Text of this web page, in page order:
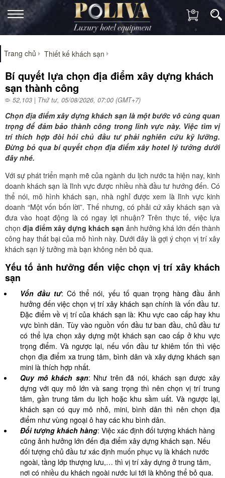
Trang chủ Thiết kế khách sạn
Bí quyết lựa chọn địa điểm xây dựng khách
sạn thành công
52,103 | Thứ tư, 05/08/2026, 07:00 (GMT+7)
Chọn địa điểm xây dựng khách sạn là một bước vô cùng quan
trọng để đảm bảo thành công trong lĩnh vực này. Việc tìm vị
trí thích hợp đòi hỏi chủ đầu tư phải nghiên cứu kỹ lưỡng.
Đừng bỏ qua bí quyết chọn địa điểm xây hotel lý tưởng dưới
đây nhé.
Với sự phát triển mạnh mẽ của ngành du lịch nước ta hiện nay, kinh
doanh khách sạn là lĩnh vực được nhiều nhà đầu tư hướng đến. Có
thể nói, mô hình khách sạn, nhà nghỉ được xem là lĩnh vực kinh
doanh “Một vốn bốn lời”. Thế nhưng, có phải cứ xây khách sạn và
đưa vào hoạt động là có ngay lợi nhuận? Trên thực tế, việc lựa
chọn địa điểm xây dựng khách sạn ảnh hưởng khá lớn đến thành
công hay thất bại của mô hình này. Dưới đây là gợi ý chọn vị trí xây
khách sạn lý tưởng mà bạn không nên bỏ qua.
Yếu tố ảnh hưởng đến việc chọn vị trí xây khách
sạn
Vốn đầu tư: Có thể nói, yếu tố quan trọng hàng đầu ảnh
hưởng đến việc chọn vị trí xây khách sạn chính là vốn đầu tư.
Đặc điểm về vị trí của khách sạn là: Khu vực cao cấp hay khu
vực bình dân. Tùy vào nguồn vốn đầu tư ban đầu, chủ đầu tư
có thể lựa chọn xây dựng một khách sạn cao cấp ở khu vực
trọng điểm. Và ngược lại, nếu vốn đầu tư khiêm tốn thì việc
chọn địa điểm xa trung tâm, bình dân và xây dựng khách sạn
mini là thích hợp nhất.
Quy mô khách sạn: Như trên đã nói, khách sạn được xây
dựng với quy mô lớn và sang trọng thì nên chọn vị trí trung
tâm, gần trung tâm du lịch hoặc khu sầm uất. Và ngược lại,
khách sạn có quy mô nhỏ, mini, bình dân thì nên chọn địa
điểm như vùng ngoại ô hay các khu bình dân.
Đối tượng khách hàng: Việc xác định đối tượng khách hàng
cũng ảnh hưởng lớn đến địa điểm xây dựng khách sạn. Nếu
đối tượng chủ đầu tư xác định muốn phục vụ là khách nước
ngoài, tầng lớp thượng lưu,… thì vị trí xây dựng ở trung tâm,
nơi có nhiều du khách ngoài nước lui tới là không thể bỏ qua.